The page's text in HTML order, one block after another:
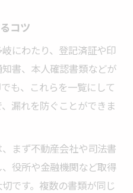
コツ
にわたり、登記済証や印
書、本人確認書類などが
も、これらを一覧にして
漏れを防ぐことができま
まず不動産会社や司法書
役所や金融機関など取得
です。複数の書類が同じ